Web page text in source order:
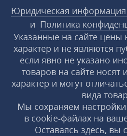
Юридическая информация
и Политика
Указанные на сайте цены
характер и не являются
если явно не указано
товаров на сайте носят
характер и могут
вида
Мы сохраняем
в cookie‑файлах на
Оставаясь здесь, вы